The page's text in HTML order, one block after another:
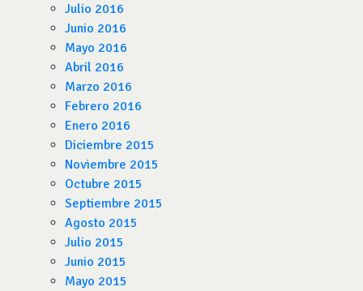
Julio 2016
Junio 2016
Mayo 2016
Abril 2016
Marzo 2016
Febrero 2016
Enero 2016
Diciembre 2015
Noviembre 2015
Octubre 2015
Septiembre 2015
Agosto 2015
Julio 2015
Junio 2015
Mayo 2015